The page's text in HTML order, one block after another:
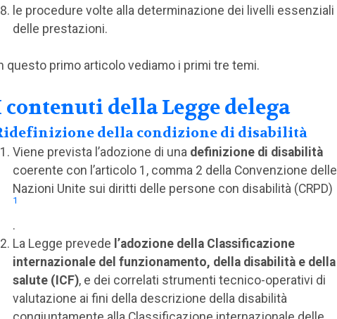
le procedure volte alla determinazione dei livelli essenziali
delle prestazioni.
questo primo articolo vediamo i primi tre temi.
contenuti della Legge delega
della condizione di disabilità
Viene prevista l’adozione di una definizione di disabilità
coerente con l’articolo 1, comma 2 della Convenzione delle
Nazioni Unite sui diritti delle persone con disabilità (CRPD)
1
.
La Legge prevede l’adozione della Classificazione
internazionale del funzionamento, della disabilità e della
salute (ICF), e dei correlati strumenti tecnico-operativi di
valutazione ai fini della descrizione della disabilità